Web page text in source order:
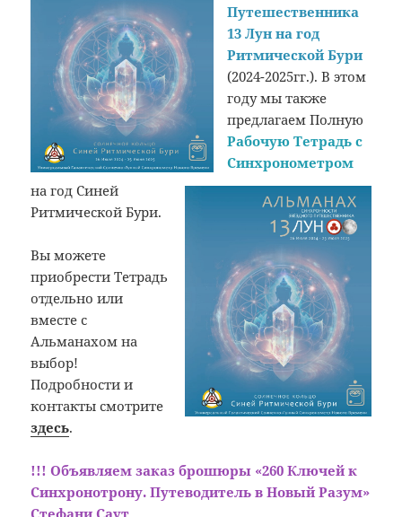
Путешественника
13 Лун на год
Ритмической Бури
(2024-2025гг.). В этом
году мы также
предлагаем Полную
Рабочую Тетрадь с
Синхронометром
на год Синей
Ритмической Бури.
Вы можете
приобрести Тетрадь
отдельно или
вместе с
Альманахом на
выбор!
Подробности и
контакты смотрите
здесь.
!!! Объявляем заказ брошюры «260 Ключей к
Синхронотрону. Путеводитель в Новый Разум»
Стефани Саут